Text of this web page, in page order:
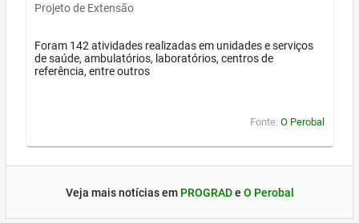
Projeto de Extensão
Foram 142 atividades realizadas em unidades e serviços
de saúde, ambulatórios, laboratórios, centros de
referência, entre outros
Fonte: O Perobal
Veja mais notícias em PROGRADe O Perobal